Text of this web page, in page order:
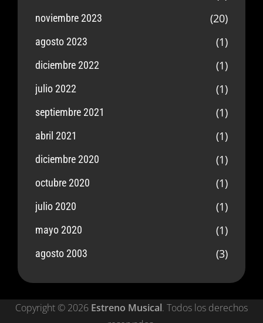
noviembre 2023 (20)
agosto 2023 (1)
diciembre 2022 (1)
julio 2022 (1)
septiembre 2021 (1)
abril 2021 (1)
diciembre 2020 (1)
octubre 2020 (1)
julio 2020 (1)
mayo 2020 (1)
agosto 2003 (3)
Copyright © 2026 Estreno Musical. Todos los derechos